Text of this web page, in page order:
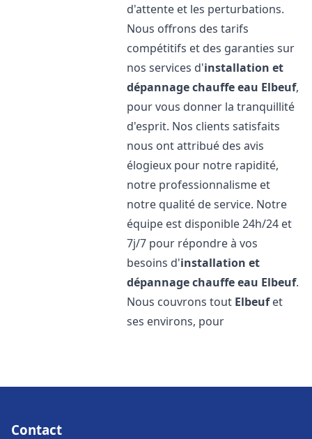
d'attente et les perturbations.
Nous offrons des tarifs
compétitifs et des garanties sur
nos services d'installation et
dépannage chauffe eau Elbeuf,
pour vous donner la tranquillité
d'esprit. Nos clients satisfaits
nous ont attribué des avis
élogieux pour notre rapidité,
notre professionnalisme et
notre qualité de service. Notre
équipe est disponible 24h/24 et
7j/7 pour répondre à vos
besoins d'installation et
dépannage chauffe eau Elbeuf.
Nous couvrons tout Elbeufet
ses environs, pour
Contact